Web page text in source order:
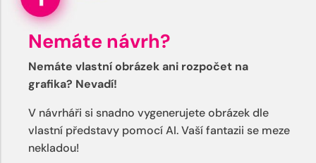
Nemáte návrh?
Nemáte vlastní obrázek ani rozpočet na
grafika? Nevadí!
V návrháři si snadno vygenerujete obrázek dle
vlastní představy pomocí AI. Vaší fantazii se meze
nekladou!